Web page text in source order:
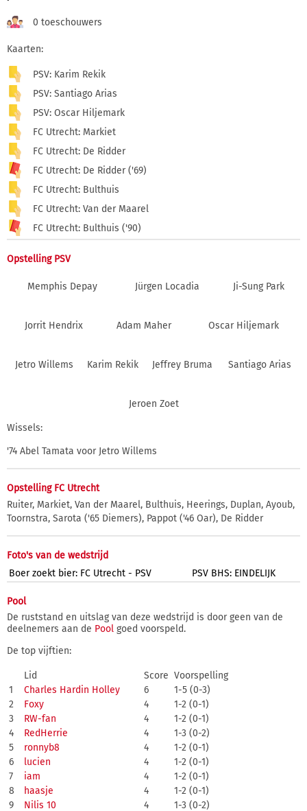
0 toeschouwers
Kaarten:
PSV: Karim Rekik
PSV: Santiago Arias
PSV: Oscar Hiljemark
FC Utrecht: Markiet
FC Utrecht: De Ridder
FC Utrecht: De Ridder ('69)
FC Utrecht: Bulthuis
FC Utrecht: Van der Maarel
FC Utrecht: Bulthuis ('90)
Opstelling PSV
Memphis Depay Jürgen Locadia Ji-Sung Park
Jorrit Hendrix Adam Maher Oscar Hiljemark
Jetro Willems Karim Rekik Jeffrey Bruma Santiago Arias
Jeroen Zoet
Wissels:
'74 Abel Tamata voor Jetro Willems
Opstelling FC Utrecht
Ruiter, Markiet, Van der Maarel, Bulthuis, Heerings, Duplan, Ayoub,
Toornstra, Sarota ('65 Diemers), Pappot ('46 Oar), De Ridder
Foto's van de wedstrijd
Boer zoekt bier: FC Utrecht - PSV
PSV BHS: EINDELIJK
Pool
De ruststand en uitslag van deze wedstrijd is door geen van de
deelnemers aan de Pool goed voorspeld.
De top vijftien:
Lid Score Voorspelling
1
Charles Hardin Holley 6
1-5 (0-3)
2
Foxy 4
1-2 (0-1)
3
RW-fan 4
1-2 (0-1)
4
RedHerrie 4
1-3 (0-2)
5
ronnyb8 4
1-2 (0-1)
6
lucien 4
1-2 (0-1)
7
iam 4
1-2 (0-1)
8
haasje 4
1-2 (0-1)
9
Nilis 10 4
1-3 (0-2)